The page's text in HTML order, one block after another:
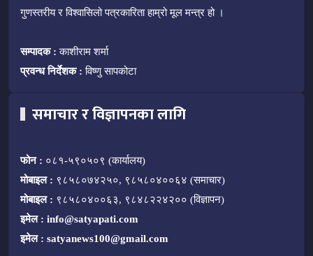
गुणस्तरीय र विश्वासिलो पत्रकारिता हाम्रो मूल मन्त्र हो ।
सम्पादक : काशीराम शर्मा
प्रवन्ध निर्देशक : विष्णु सापकोटा
समाचार र विज्ञापनका लागि
फोन : ०८१-५९०५०९ (कार्यालय)
मोबाइल : ९८५८०७४२५०, ९८५८०४००६४ (समाचार)
मोबाइल : ९८५८०४००६३, ९८४८२२४२०० (विज्ञापन)
इमेल : info@satyapati.com
इमेल : satyanews100@gmail.com